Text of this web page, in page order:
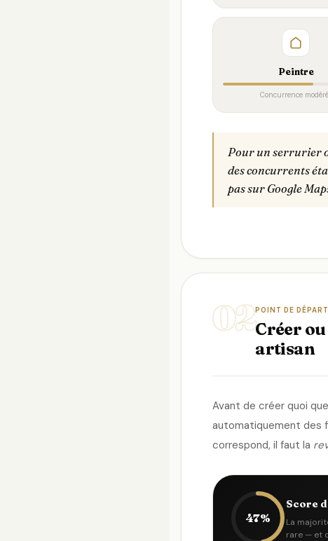
Peintre
Concurrence
Pour un serrurier
des concurrents
pas sur Google
02POINT DE DÉPART
Créer
artisan
Avant de créer quoi
automatiquement des
correspond, il faut la
47%
Score
La
rare — et